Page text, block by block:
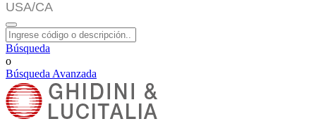
Búsqueda
o
Búsqueda Avanzada